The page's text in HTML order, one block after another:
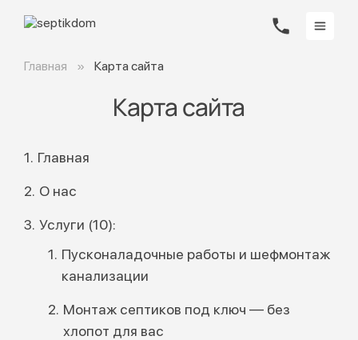
Главная Карта сайта
Карта сайта
Главная
О нас
Услуги (10):
Пусконаладочные работы и шефмонтаж
канализации
Монтаж септиков под ключ — без
хлопот для вас